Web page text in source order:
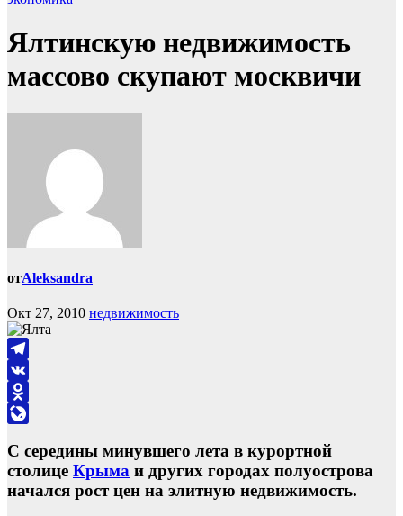
Ялтинскую недвижимость
массово скупают москвичи
отAleksandra
Окт 27, 2010 недвижимость
Telegram
VK
Odnoklassniki
С середины минувшего лета в курортной
столице Крыма и других городах полуострова
начался рост цен на элитную недвижимость.